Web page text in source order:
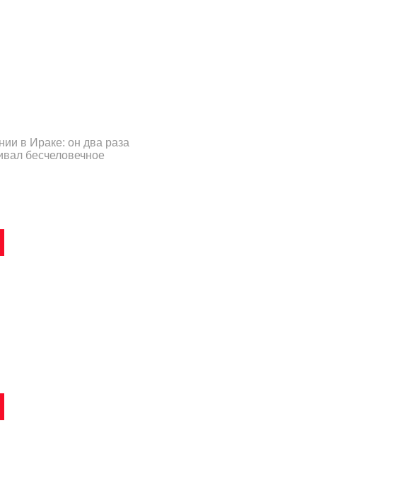
в Ираке: он два раза
бесчеловечное